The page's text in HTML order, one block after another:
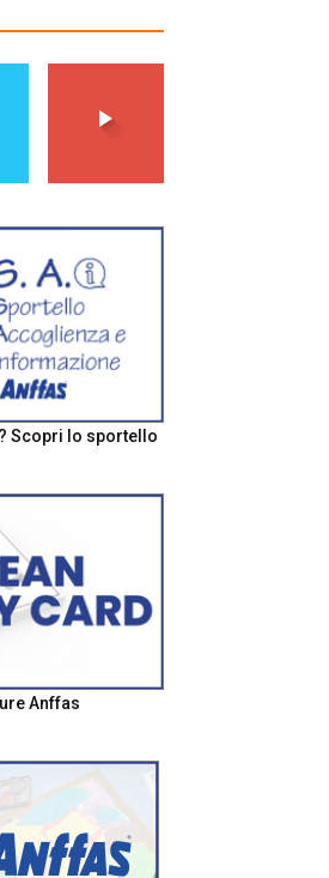
Scopri lo sportello
Anffas